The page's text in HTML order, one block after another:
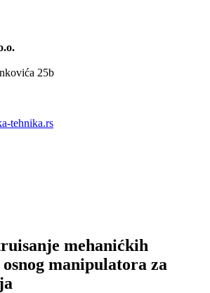
25b
tehnika.rs
mehanićkih
manipulatora za